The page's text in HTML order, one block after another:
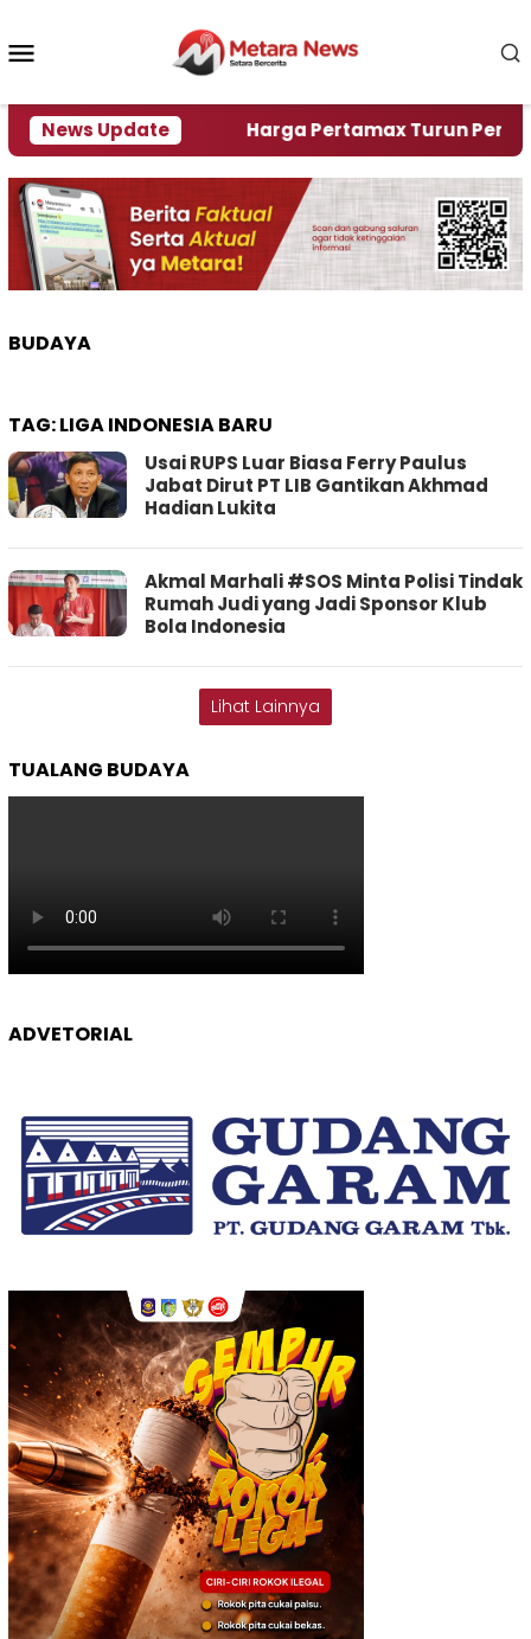
konten
News Update
Krisi Air Harga Pertamax Turun Per Hari
BUDAYA
TAG:LIGA INDONESIA BARU
Usai RUPS Luar Biasa Ferry Paulus
Jabat Dirut PT LIB Gantikan Akhmad
Hadian Lukita
Akmal Marhali #SOS Minta Polisi Tindak
Rumah Judi yang Jadi Sponsor Klub
Bola Indonesia
Lihat Lainnya
TUALANG BUDAYA
ADVETORIAL